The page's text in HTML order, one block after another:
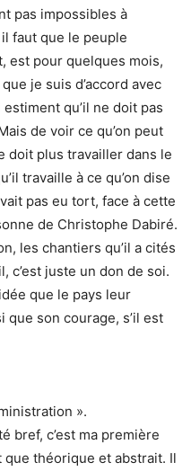
pas impossibles à
faut que le peuple
est pour quelques mois,
je suis d’accord avec
qu’il ne doit pas
de voir ce qu’on peut
doit plus travailler dans le
travaille à ce qu’on dise
pas eu tort, face à cette
de Christophe Dabiré.
les chantiers qu’il a cités
c’est juste un don de soi.
que le pays leur
son courage, s’il est
».
bref, c’est ma première
que théorique et abstrait. Il